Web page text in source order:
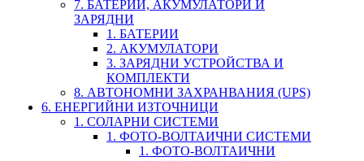
7. БАТЕРИИ, АКУМУЛАТОРИ И
ЗАРЯДНИ
1. БАТЕРИИ
2. АКУМУЛАТОРИ
3. ЗАРЯДНИ УСТРОЙСТВА И
КОМПЛЕКТИ
8. АВТОНОМНИ ЗАХРАНВАНИЯ (UPS)
6. ЕНЕРГИЙНИ ИЗТОЧНИЦИ
1. СОЛАРНИ СИСТЕМИ
1. ФОТО-ВОЛТАИЧНИ СИСТЕМИ
1. ФОТО-ВОЛТАИЧНИ